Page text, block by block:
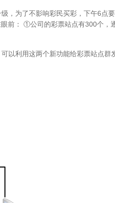
，为了不影响彩民买彩，下午6点
前： ①公司的彩票站点有300个
以利用这两个新功能给彩票站点群